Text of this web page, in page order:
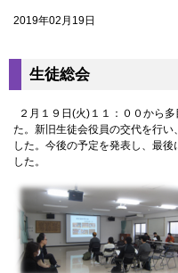
2019年02月19日
生徒総会
２月１９日(火)１１：００から
た。新旧生徒会役員の交代を行い
した。今後の予定を発表し、最
した。